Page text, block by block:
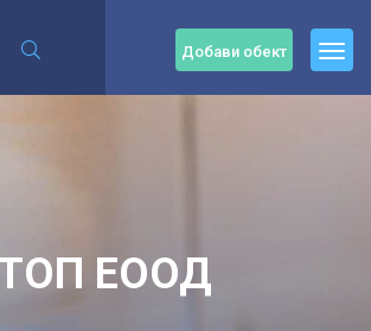
Добави обект
ЕООД